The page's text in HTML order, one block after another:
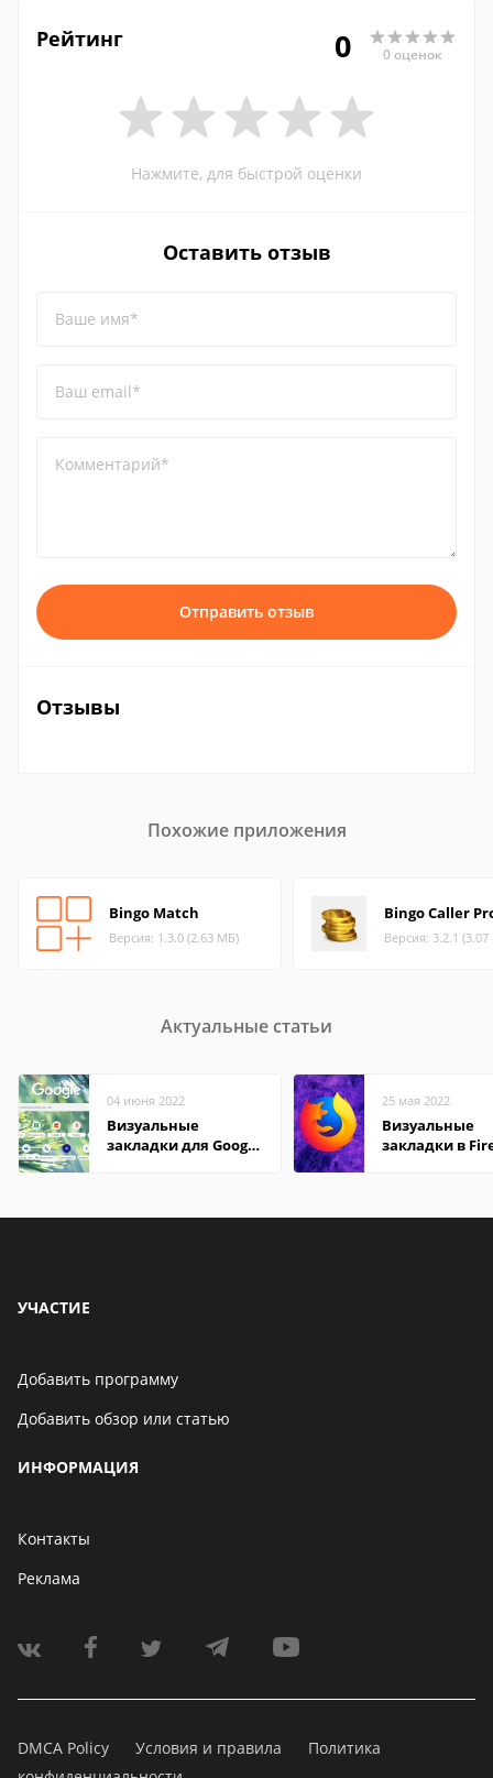
Рейтинг 0 0 оценок
Нажмите, для быстрой оценки
Оставить отзыв
Ваше имя*
Ваш email*
Комментарий*
Отправить отзыв
Отзывы
Похожие приложения
Bingo Match
Версия: 1.3.0 (2.63 МБ)
Bingo Caller
Версия: 3.2.1
Актуальные статьи
04 июня 2022
Визуальные
закладки для Google
25 мая 2022
Визуальные
закладки в
УЧАСТИЕ
Добавить программу
Добавить обзор или статью
ИНФОРМАЦИЯ
Контакты
Реклама
DMCA Policy Условия и правила
Политика